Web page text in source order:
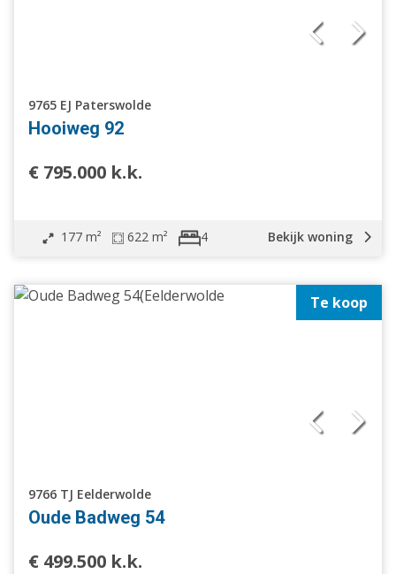
9765 EJ Paterswolde
Hooiweg 92
€ 795.000 k.k.
177 m² 622 m² 4 Bekijk woning
Te koop
9766 TJ Eelderwolde
Oude Badweg 54
€ 499.500 k.k.